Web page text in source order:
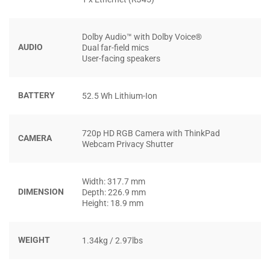
nhấn đáng chú ý. Với công nghệ IPS, màn hình 14 inch
không chỉ sắc nét mà còn cho góc nhìn rộng, giúp người
AUDIO
Dolby Audio™ with Dolby Voice®
Dual far-field mics
User-facing speakers
BATTERY 52.5 Wh Lithium-Ion
CAMERA
720p HD RGB Camera with ThinkPad
Webcam Privacy Shutter
DIMENSION
Width: 317.7 mm
Depth: 226.9 mm
Height: 18.9 mm
WEIGHT 1.34kg / 2.97lbs